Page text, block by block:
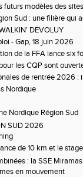
futurs modèles des
Sud : une filière qui
DEVOLUY
- Gap, 18 juin 2026
de la FFA lance six
ACR Niveau 2)
les CQP sont
de rentrée 2026 :
Nordique
Nordique Région Sud
SUD 2026
de 10 km et le
: la SSE
en mouvement